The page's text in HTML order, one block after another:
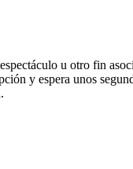
u otro fin
y espera unos